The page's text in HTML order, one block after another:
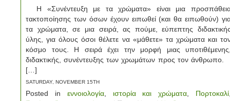
Η «Συνέντευξη με τα χρώματα» είναι μια
τακτοποίησης των όσων έχουν ειπωθεί (και θα ειπωθούν)
τα χρώματα, σε μια σειρά, ας πούμε, εύπεπτης
ύλης, για όλους όσοι θέλετε να «μάθετε» τα χρώματα και
κόσμο τους. Η σειρά έχει την μορφή μιας
διδακτικής, συνέντευξης των χρωμάτων προς τον
[…]
SATURDAY, NOVEMBER 15TH
Posted in εννοιολογία, ιστορία και χρώματα Πορτοκαλί